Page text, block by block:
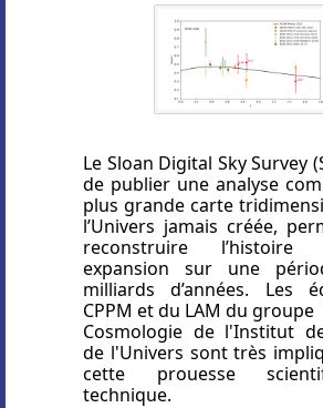
Le Sloan Digital Sky Survey
de publier une analyse
plus grande carte
l’Univers jamais créée,
reconstruire
expansion sur une
milliards d’années. Les
CPPM et du LAM du groupe
Cosmologie de l'Institut
de l'Univers sont très
cette prouesse
technique.